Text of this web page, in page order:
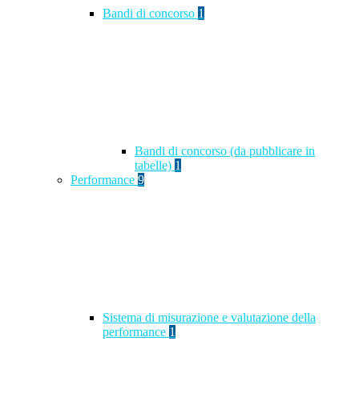
Bandi di concorso 1
Bandi di concorso (da pubblicare in
tabelle) 1
Performance 9
Sistema di misurazione e valutazione della
performance 1